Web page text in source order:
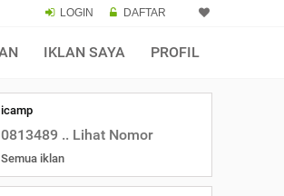
LOGIN DAFTAR
IKLAN SAYA PROFIL
icamp
0813489 .. Lihat Nomor
Semua iklan